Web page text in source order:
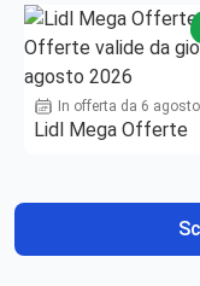
In offerta da 6 agosto
Lidl Mega Offerte